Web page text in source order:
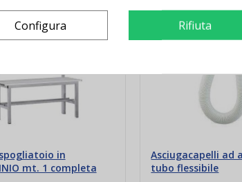
in
mt. 1 completa
Asciugacapelli ad
tubo flessibile
Configura Rifiuta